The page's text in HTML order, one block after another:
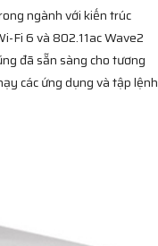
ngành với kiến trúc
Fi 6 và 802.11ac Wave2
đã sẵn sàng cho tương
các ứng dụng và tập lệnh